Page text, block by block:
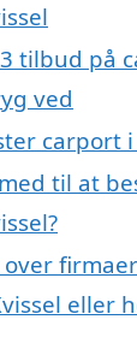
tilbud på
ved
carport i
til at
eller